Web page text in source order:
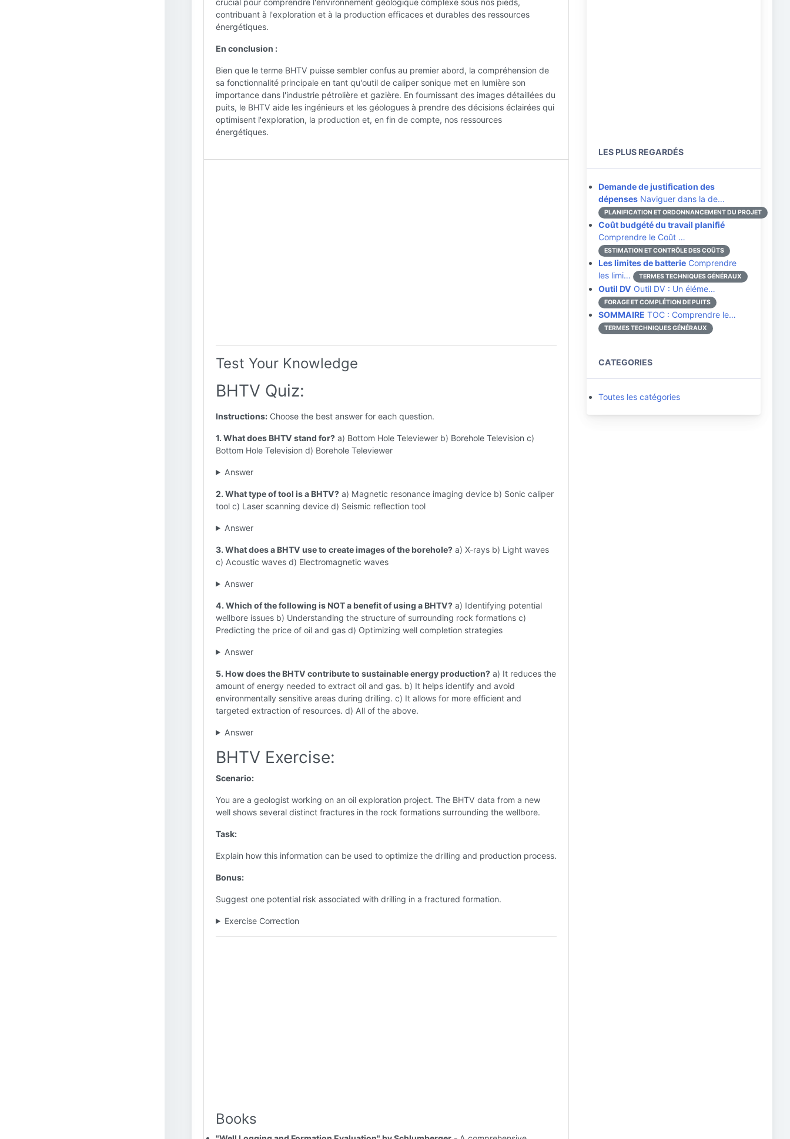
crucial pour comprendre l'environnement géologique complexe sous nos pieds,
contribuant à l'exploration et à la production efficaces et durables des ressources
énergétiques.
En conclusion :
Bien que le terme BHTV puisse sembler confus au premier abord, la compréhension de
sa fonctionnalité principale en tant qu'outil de caliper sonique met en lumière son
importance dans l'industrie pétrolière et gazière. En fournissant des images détaillées du
puits, le BHTV aide les ingénieurs et les géologues à prendre des décisions éclairées qui
optimisent l'exploration, la production et, en fin de compte, nos ressources
énergétiques.
Test Your Knowledge
BHTV Quiz:
Instructions: Choose the best answer for each question.
1. What does BHTV stand for? a) Bottom Hole Televiewer b) Borehole Television c)
Bottom Hole Television d) Borehole Televiewer
Answer
2. What type of tool is a BHTV? a) Magnetic resonance imaging device b) Sonic caliper
tool c) Laser scanning device d) Seismic reflection tool
Answer
3. What does a BHTV use to create images of the borehole? a) X-rays b) Light waves
c) Acoustic waves d) Electromagnetic waves
Answer
4. Which of the following is NOT a benefit of using a BHTV? a) Identifying potential
wellbore issues b) Understanding the structure of surrounding rock formations c)
Predicting the price of oil and gas d) Optimizing well completion strategies
Answer
5. How does the BHTV contribute to sustainable energy production? a) It reduces the
amount of energy needed to extract oil and gas. b) It helps identify and avoid
environmentally sensitive areas during drilling. c) It allows for more efficient and
targeted extraction of resources. d) All of the above.
Answer
BHTV Exercise:
Scenario:
You are a geologist working on an oil exploration project. The BHTV data from a new
well shows several distinct fractures in the rock formations surrounding the wellbore.
Task:
Explain how this information can be used to optimize the drilling and production process.
Bonus:
Suggest one potential risk associated with drilling in a fractured formation.
Exercise Correction
Books
LES PLUS REGARDÉS
Demande de justification des
dépenses Naviguer dans la de…
PLANIFICATION ET ORDONNANCEMENT DU PROJET
Coût budgété du travail planifié
Comprendre le Coût …
ESTIMATION ET CONTRÔLE DES COÛTS
Les limites de batterie Comprendre
les limi…
TERMES TECHNIQUES GÉNÉRAUX
Outil DV Outil DV : Un éléme…
FORAGE ET COMPLÉTION DE PUITS
SOMMAIRE TOC : Comprendre le…
TERMES TECHNIQUES GÉNÉRAUX
CATEGORIES
Toutes les catégories